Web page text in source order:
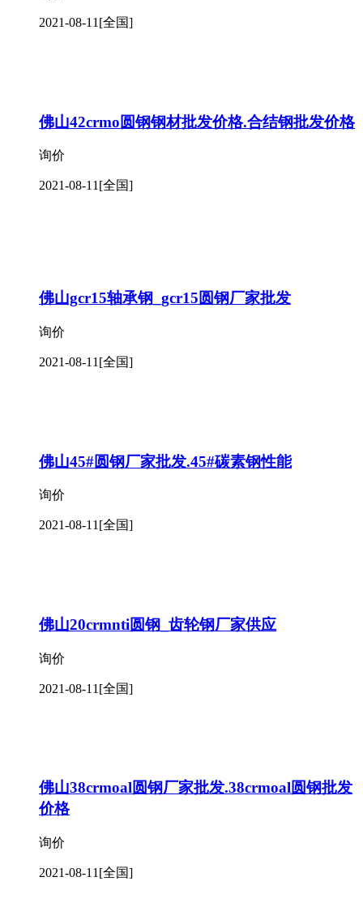
2021-08-11 [全国]
佛山42crmo圆钢钢材批发价格.合结钢批发价格
询价
2021-08-11 [全国]
佛山gcr15轴承钢_gcr15圆钢厂家批发
询价
2021-08-11 [全国]
佛山45#圆钢厂家批发.45#碳素钢性能
询价
2021-08-11 [全国]
佛山20crmnti圆钢_齿轮钢厂家供应
询价
2021-08-11 [全国]
佛山38crmoal圆钢厂家批发.38crmoal圆钢批发
价格
询价
2021-08-11 [全国]